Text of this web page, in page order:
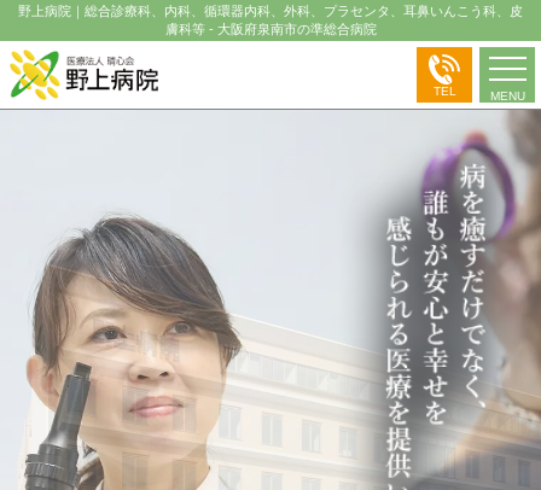
野上病院｜総合診療科、内科、循環器内科、外科、プラセンタ、耳鼻いんこう科、皮
膚科等 - 大阪府泉南市の準総合病院
MENU
TEL